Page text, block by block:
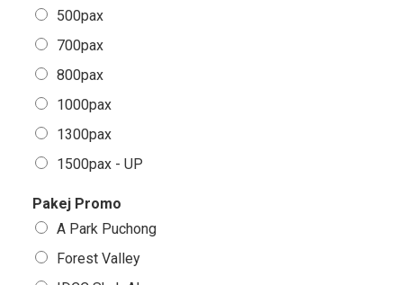
500pax
700pax
800pax
1000pax
1300pax
1500pax - UP
Pakej Promo
A Park Puchong
Forest Valley